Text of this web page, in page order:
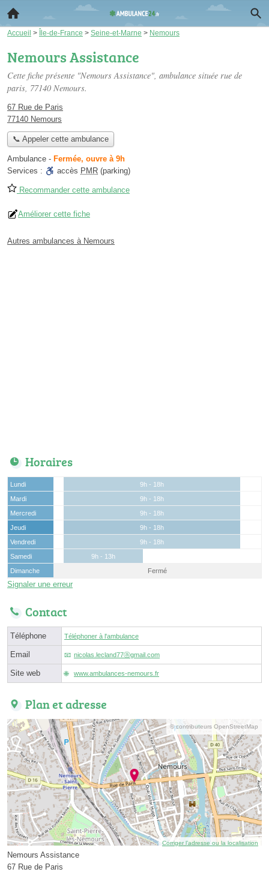
Accueil > Île-de-France > Seine-et-Marne > Nemours
Nemours Assistance
Cette fiche présente "Nemours Assistance", ambulance située rue de
paris, 77140 Nemours.
67 Rue de Paris
77140 Nemours
📞 Appeler cette ambulance
Ambulance - Fermée, ouvre à 9h
Services :
accès PMR (parking)
Recommander cette ambulance
Améliorer cette fiche
Autres ambulances à Nemours
Horaires
Lundi
9h - 18h
Mardi
9h - 18h
Mercredi
9h - 18h
Jeudi
9h - 18h
Vendredi
9h - 18h
Samedi
9h - 13h
Dimanche
Fermé
Signaler une erreur
Contact
Téléphone Téléphoner à l'ambulance
Email nicolas.lecland77ⓐgmail.com
Site web www.ambulances-nemours.fr
Plan et adresse
© contributeurs OpenStreetMap
Corriger l’adresse ou la localisation
Nemours Assistance
67 Rue de Paris